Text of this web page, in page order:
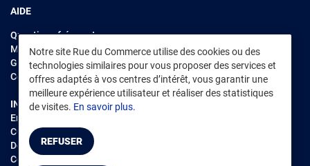
Notre site Rue du Commerce utilise des cookies ou des
technologies similaires pour vous proposer des services et
offres adaptés à vos centres d’intérêt, vous garantir une
meilleure expérience utilisateur et réaliser des statistiques
de visites. En savoir plus.
REFUSER
AIDE
Questions fréquentes
Modes de règlements
Garantie et retours
Contacter Rue du Commerce
INFORMATIONS LÉGALES
Environnement
CGV /CGU Marketplace
Données personnelles
Cookies